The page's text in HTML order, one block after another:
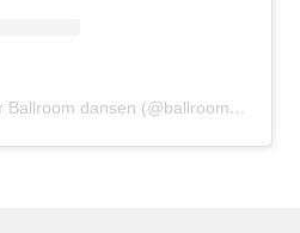
Een bericht gedeeld door Ballroom dansen (@ballroomdansen)